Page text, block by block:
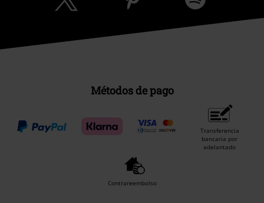
Métodos de pago
Transferencia
bancaria por
adelantado
Contrareembolso